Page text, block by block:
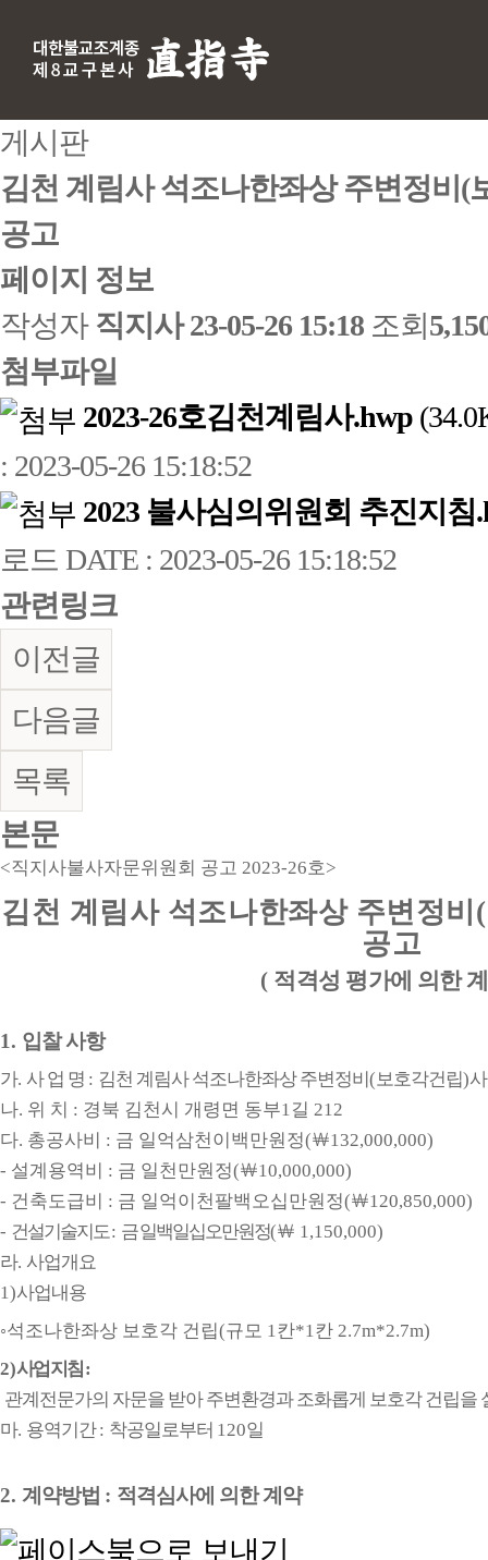
게시판
김천 계림사 석조나한좌상 주변정비(
공고
페이지 정보
작성자 직지사 23-05-26 15:18 조회
첨부파일
2023-26호김천계림사.hwp
: 2023-05-26 15:18:52
2023 불사심의위원회 추진지침
로드 DATE : 2023-05-26 15:18:52
관련링크
이전글
다음글
목록
본문
<직지사불사자문위원회 공고 2023-26호>
김천 계림사 석조나한좌상 주변정비 (
공고
( 적격성 평가에 의한
1. 입찰 사항
가. 사 업 명 : 김천 계림사 석조나한좌상 주변정비 (보호각건립)
나. 위 치 : 경북 김천시 개령면 동부1길 212
다. 총공사비 : 금 일억삼천이백만원정(￦132,000,000)
- 설계용역비 : 금 일천만원정(￦10,000,000)
- 건축도급비 : 금 일억이천팔백오십만원정(￦120,850,000)
- 건설기술지도: 금 일백일십오만원정(￦ 1,150,000)
라. 사업개요
1)사업내용
◦석조나한좌상 보호각 건립(규모 1칸*1칸 2.7m*2.7m)
2)사업지침 :
관계전문가의 자문을 받아 주변환경과 조화롭게 보호각 건립을
마. 용역기간: 착공일로부터 120일
2. 계약방법 : 적격심사에 의한 계약